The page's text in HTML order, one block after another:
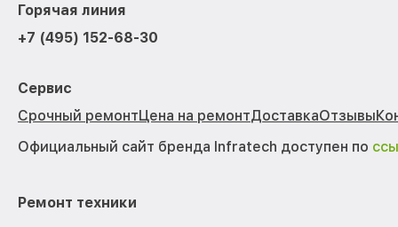
Горячая линия
+7 (495) 152-68-30
Сервис
Срочный ремонтЦена на ремонтДоставкаОтзывы
Официальный сайт бренда Infratech доступен по
Ремонт техники